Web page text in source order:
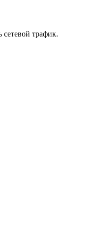
трафик.